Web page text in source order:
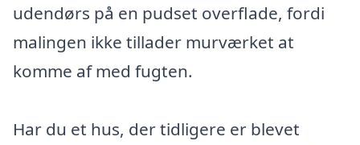
udendørs på en pudset overflade, fordi
malingen ikke tillader murværket at
komme af med fugten.
Har du et hus, der tidligere er blevet